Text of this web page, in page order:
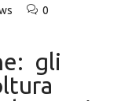
0
gli